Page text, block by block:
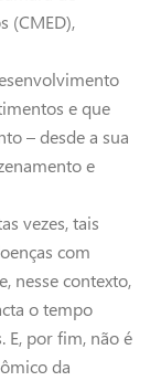
(CMED),
e que
– desde a sua
e
vezes, tais
com
nesse contexto,
o tempo
E, por fim, não é
da